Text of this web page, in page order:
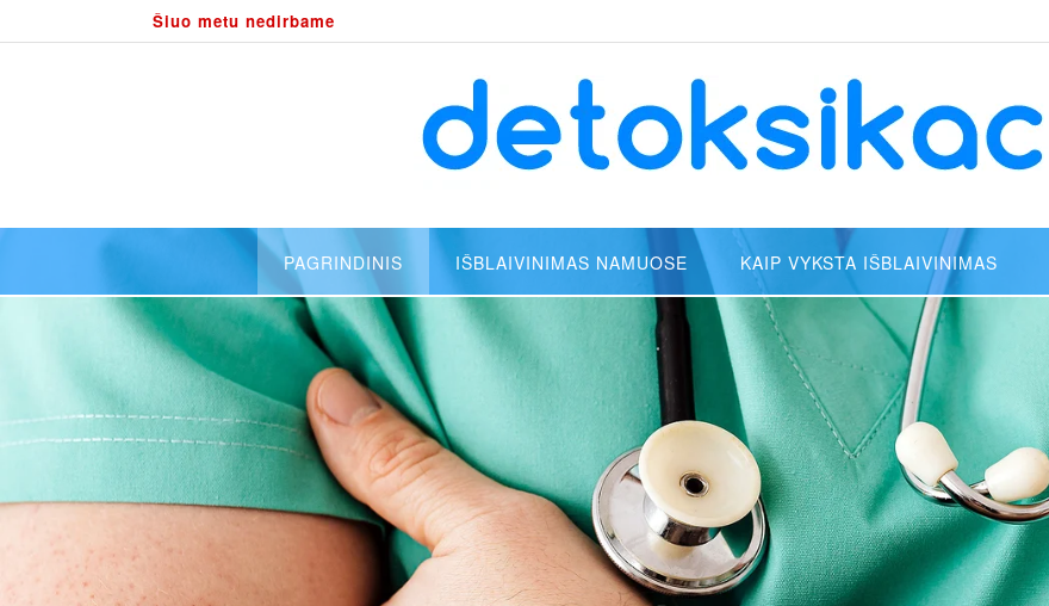
Šiuo metu nedirbame
PAGRINDINIS IŠBLAIVINIMAS NAMUOSE KAIP VYKSTA IŠBLAIVINIMAS